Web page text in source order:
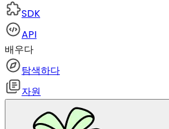
SDK
API
배우다
탐색하다
자원